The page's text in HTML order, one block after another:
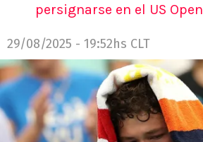
persignarse en el US Open
29/08/2025 - 19:52hs CLT